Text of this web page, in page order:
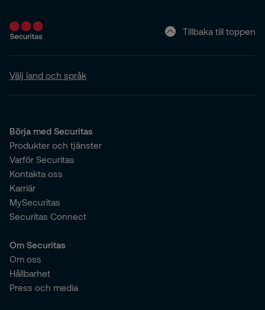
Tillbaka till toppen
Välj land och språk
Börja med Securitas
Produkter och tjänster
Varför Securitas
Kontakta oss
Karriär
MySecuritas
Securitas Connect
Om Securitas
Om oss
Hållbarhet
Press och media